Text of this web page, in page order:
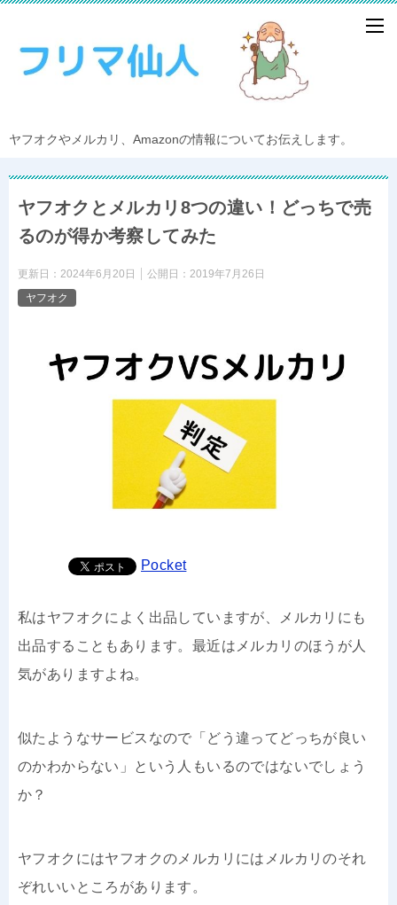
ヤフオクやメルカリ、Amazonの情報についてお伝えします。
ヤフオクとメルカリ8つの違い！どっちで売
るのが得か考察してみた
更新日： 2024年6月20日 公開日： 2019年7月26日
ヤフオク
Pocket
私はヤフオクによく出品していますが、メルカリにも
出品することもあります。最近はメルカリのほうが人
気がありますよね。
似たようなサービスなので「どう違ってどっちが良い
のかわからない」という人もいるのではないでしょう
か？
ヤフオクにはヤフオクのメルカリにはメルカリのそれ
ぞれいいところがあります。